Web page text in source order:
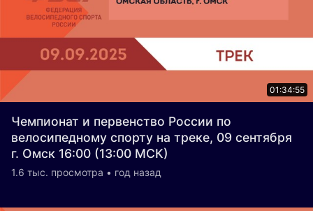
01:34:55
Чемпионат и первенство России по
велосипедному спорту на треке, 09 сентября
г. Омск 16:00 (13:00 МСК)
1.6 тыс. просмотра • год назад